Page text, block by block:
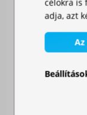
célokra is
adja, azt
Az